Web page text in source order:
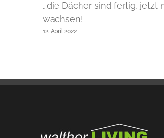
…die Dächer sind fertig, jetzt
wachsen!
12. April 2022